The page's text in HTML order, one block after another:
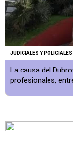
JUDICIALES Y POLICIALES
La causa del
profesionales,